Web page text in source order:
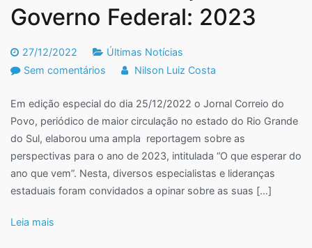
Governo Federal: 2023
27/12/2022
Últimas Notícias
Sem comentários
e
expectativas
para
o
Agro
no
Nilson Luiz Costa
Em edição especial do dia 25/12/2022 o Jornal Correio do
Povo, periódico de maior circulação no estado do Rio Grande
do Sul, elaborou uma ampla reportagem sobre as
perspectivas para o ano de 2023, intitulada “O que esperar do
ano que vem”. Nesta, diversos especialistas e lideranças
estaduais foram convidados a opinar sobre as suas […]
Leia mais